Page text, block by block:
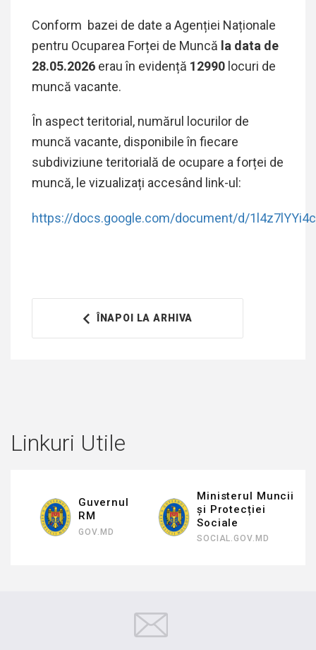
Conform bazei de date a Agenției Naționale
pentru Ocuparea Forței de Muncă la data de
28.05.2026 erau în evidență 12990 locuri de
muncă vacante.
În aspect teritorial, numărul locurilor de
muncă vacante, disponibile în fiecare
subdiviziune teritorială de ocupare a forței de
muncă, le vizualizați accesând link-ul:
Joulukuu 2025 on tuonut markkinoille
julkaisut, kuten Speedz ja Berriez, tarjoavat
jopa 20 % päivittäisiä käteispalautuksia ja
satoja ilmaiskierroksia vain 10-kertaisella
https://docs.google.com/document/d/
ÎNAPOI LA ARHIVA
Linkuri Utile
Guvernul
RM
GOV.MD
Ministerul Muncii
și Protecției
Sociale
SOCIAL.GOV.MD